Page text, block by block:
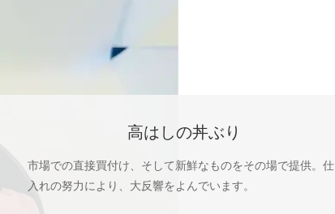
高はしの丼ぶり
市場での直接買付け、そして新鮮なものをその場で提供。仕
入れの努力により、大反響をよんでいます。